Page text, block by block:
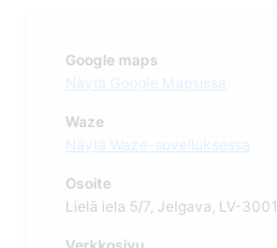
Google maps
Näytä Google Mapsissa
Waze
Näytä Waze-sovelluksessa
Osoite
Lielā iela 5/7, Jelgava, LV-3001